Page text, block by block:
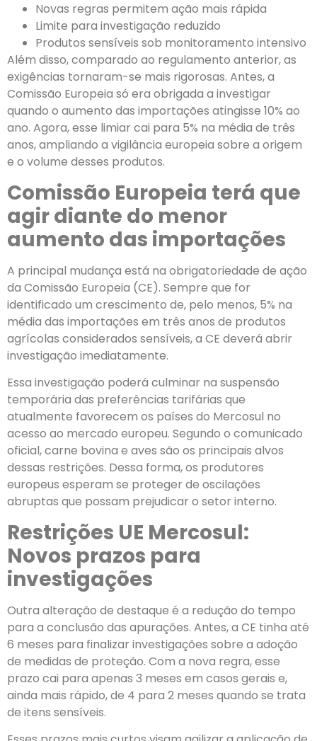
Novas regras permitem ação mais rápida
Limite para investigação reduzido
Produtos sensíveis sob monitoramento intensivo
Além disso, comparado ao regulamento anterior, as
exigências tornaram-se mais rigorosas. Antes, a
Comissão Europeia só era obrigada a investigar
quando o aumento das importações atingisse 10% ao
ano. Agora, esse limiar cai para 5% na média de três
anos, ampliando a vigilância europeia sobre a origem
e o volume desses produtos.
Comissão Europeia terá que
agir diante do menor
aumento das importações
A principal mudança está na obrigatoriedade de ação
da Comissão Europeia (CE). Sempre que for
identificado um crescimento de, pelo menos, 5% na
média das importações em três anos de produtos
agrícolas considerados sensíveis, a CE deverá abrir
investigação imediatamente.
Essa investigação poderá culminar na suspensão
temporária das preferências tarifárias que
atualmente favorecem os países do Mercosul no
acesso ao mercado europeu. Segundo o comunicado
oficial, carne bovina e aves são os principais alvos
dessas restrições. Dessa forma, os produtores
europeus esperam se proteger de oscilações
abruptas que possam prejudicar o setor interno.
Restrições UE Mercosul:
Novos prazos para
investigações
Outra alteração de destaque é a redução do tempo
para a conclusão das apurações. Antes, a CE tinha até
6 meses para finalizar investigações sobre a adoção
de medidas de proteção. Com a nova regra, esse
prazo cai para apenas 3 meses em casos gerais e,
ainda mais rápido, de 4 para 2 meses quando se trata
de itens sensíveis.